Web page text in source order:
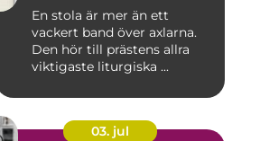
En stola är mer än ett
vackert band över axlarna.
Den hör till prästens allra
viktigaste liturgiska ...
03. jul